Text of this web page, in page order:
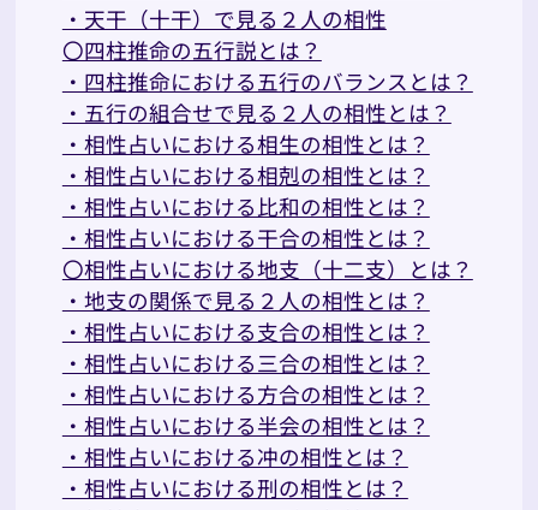
・天干（十干）で見る２人の相性
〇四柱推命の五行説とは？
・四柱推命における五行のバランスとは？
・五行の組合せで見る２人の相性とは？
・相性占いにおける相生の相性とは？
・相性占いにおける相剋の相性とは？
・相性占いにおける比和の相性とは？
・相性占いにおける干合の相性とは？
〇相性占いにおける地支（十二支）とは？
・地支の関係で見る２人の相性とは？
・相性占いにおける支合の相性とは？
・相性占いにおける三合の相性とは？
・相性占いにおける方合の相性とは？
・相性占いにおける半会の相性とは？
・相性占いにおける冲の相性とは？
・相性占いにおける刑の相性とは？